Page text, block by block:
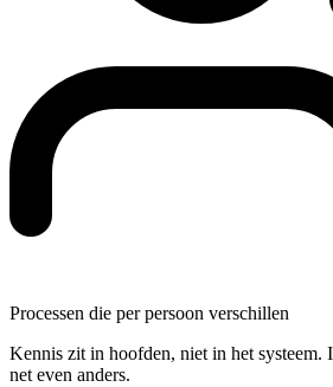
Processen die per persoon verschillen
Kennis zit in hoofden, niet in het systeem.
net even anders.